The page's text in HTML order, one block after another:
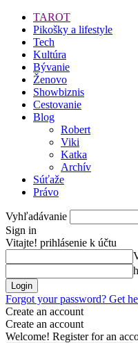
TAROT
Pikošky a lifestyle
Tech
Kultúra
Bývanie
Ženovo
Showbiznis
Cestovanie
Blog
Robert
Viki
Katka
Archív
Súťaže
Právo
Vyhľadávanie
Sign in
Vitajte! prihlásenie k účtu
Forgot your password? Get
Create an account
Create an account
Welcome! Register for an